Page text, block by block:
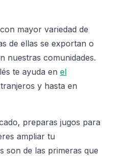
mayor variedad de
de ellas se exportan o
nuestras comunidades.
te ayuda en el
y hasta en
preparas jugos para
ampliar tu
son de las primeras que